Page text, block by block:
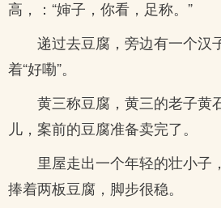
高，：“婶子，你看，足称。”
递过去豆腐，旁边有一个汉
着“好嘞”。
黄三称豆腐，黄三的老子黄
儿，案前的豆腐准备卖完了。
里屋走出一个年轻的壮小子
捧着两板豆腐，脚步很稳。